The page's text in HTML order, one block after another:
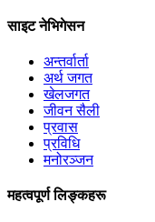
साइट नेभिगेसन
अन्तर्वार्ता
अर्थ जगत
खेलजगत
जीवन सैली
प्रवास
प्रविधि
मनोरञ्जन
महत्वपूर्ण लिङ्कहरू